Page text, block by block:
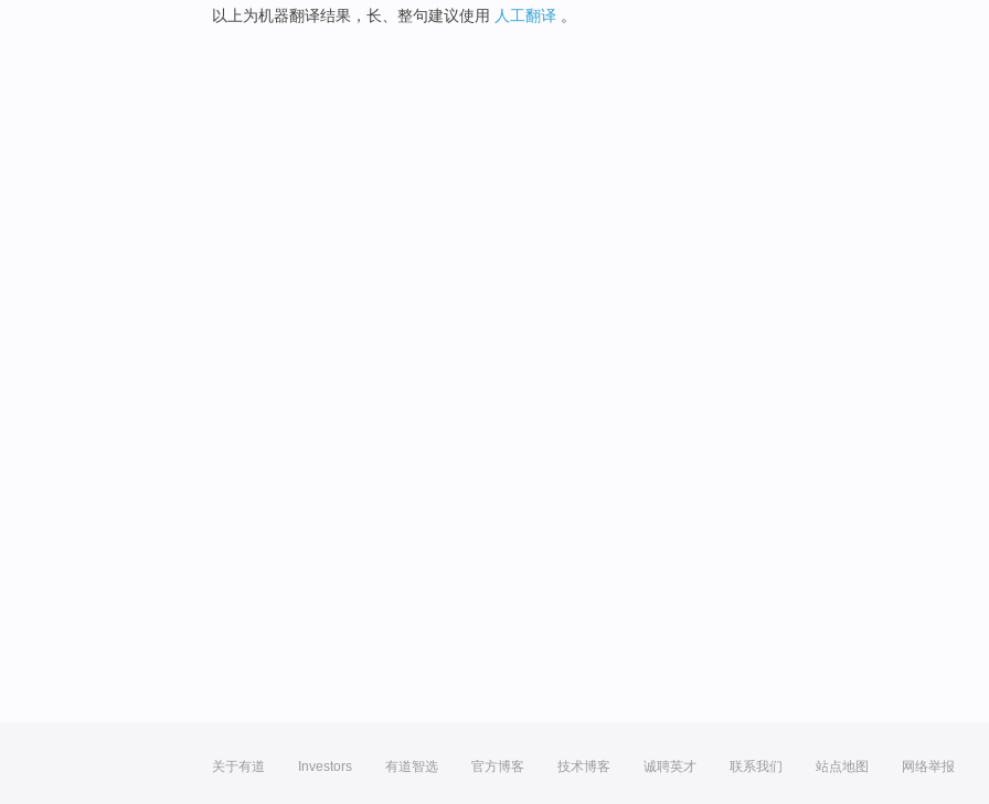
以上为机器翻译结果，长、整句建议使用 人工翻译 。
关于有道 Investors 有道智选 官方博客 技术博客 诚聘英才 联系我们 站点地图 网络举报